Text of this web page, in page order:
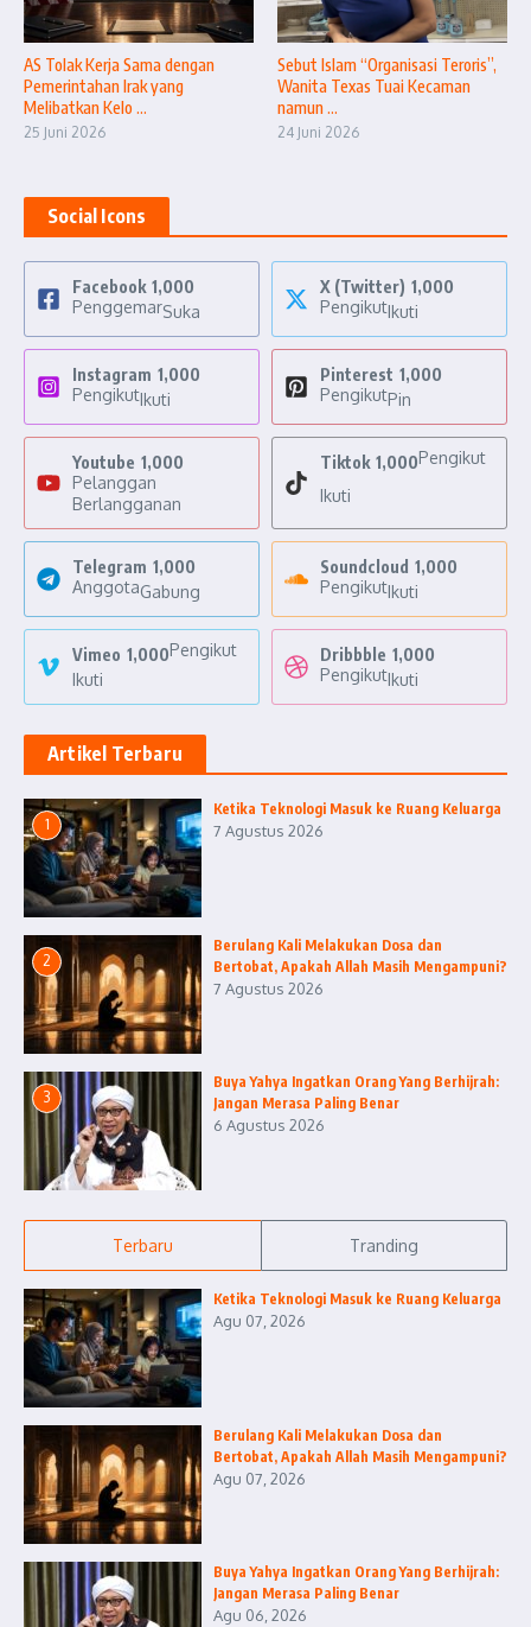
AS Tolak Kerja Sama dengan
Pemerintahan Irak yang
Melibatkan Kelo ...
25 Juni 2026
Sebut Islam “Organisasi Teroris”,
Wanita Texas Tuai Kecaman
namun ...
24 Juni 2026
Social Icons
Facebook 1,000
PenggemarSuka
X (Twitter) 1,000
PengikutIkuti
Instagram 1,000
PengikutIkuti
Pinterest 1,000
PengikutPin
Youtube 1,000
Pelanggan
Berlangganan
Tiktok 1,000Pengikut
Ikuti
Telegram 1,000
AnggotaGabung
Soundcloud 1,000
PengikutIkuti
Vimeo 1,000Pengikut
Ikuti
Dribbble 1,000
PengikutIkuti
Artikel Terbaru
1
Ketika Teknologi Masuk ke Ruang Keluarga
7 Agustus 2026
2
Berulang Kali Melakukan Dosa dan
Bertobat, Apakah Allah Masih Mengampuni?
7 Agustus 2026
3
Buya Yahya Ingatkan Orang Yang Berhijrah:
Jangan Merasa Paling Benar
6 Agustus 2026
Terbaru Tranding
Ketika Teknologi Masuk ke Ruang Keluarga
Agu 07, 2026
Berulang Kali Melakukan Dosa dan
Bertobat, Apakah Allah Masih Mengampuni?
Agu 07, 2026
Buya Yahya Ingatkan Orang Yang Berhijrah:
Jangan Merasa Paling Benar
Agu 06, 2026